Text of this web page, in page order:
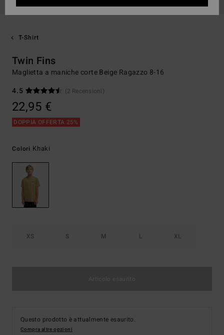
T-Shirt
Twin Fins
Maglietta a maniche corte Beige Ragazzo 8-16
4.5
(2 Recensioni)
22,95 €
DOPPIA OFFERTA 25%
Colori Khaki
XS S M L XL
Questo prodotto è attualmente esaurito.
Compra altre opzioni